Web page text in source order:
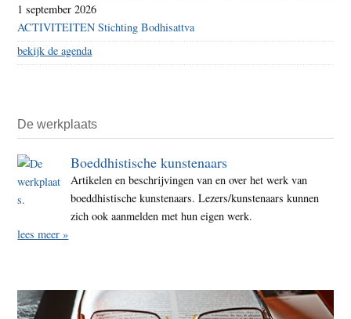
1 september 2026
ACTIVITEITEN Stichting Bodhisattva
bekijk de agenda
De werkplaats
Boeddhistische kunstenaars
Artikelen en beschrijvingen van en over het werk van
boeddhistische kunstenaars. Lezers/kunstenaars kunnen
zich ook aanmelden met hun eigen werk.
lees meer »